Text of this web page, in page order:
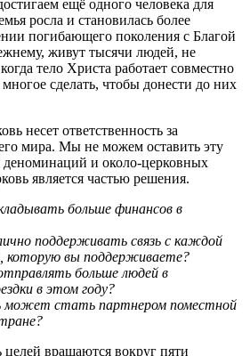
ещё одного человека для
росла и становилась более
погибающего поколения с Благой
живут тысячи людей, не
тело Христа работает совместно
сделать, чтобы донести до них
несет ответственность за
мира. Мы не можем оставить эту
деноминаций и около-церковных
является частью решения.
больше финансов в
поддерживать связь с каждой
которую вы поддерживаете?
больше людей в
в этом году?
может стать партнером поместной
вращаются вокруг пяти